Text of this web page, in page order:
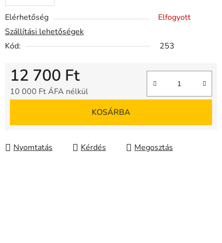
Elérhetőség
Elfogyott
Szállítási lehetőségek
Kód:
253
12 700 Ft
10 000 Ft ÁFA nélkül
KOSÁRBA
Nyomtatás Kérdés Megosztás